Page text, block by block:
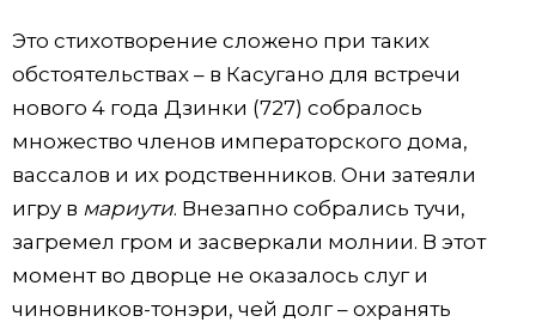
Это стихотворение сложено при таких
обстоятельствах – в Касугано для встречи
нового 4 года Дзинки (727) собралось
множество членов императорского дома,
вассалов и их родственников. Они затеяли
игру в мариути. Внезапно собрались тучи,
загремел гром и засверкали молнии. В этот
момент во дворце не оказалось слуг и
чиновников-тонэри, чей долг – охранять